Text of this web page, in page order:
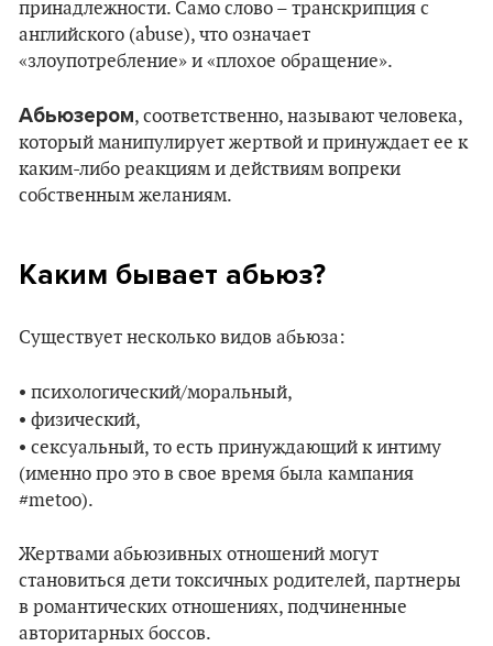
принадлежности. Само слово – транскрипция с
английского (abuse), что означает
«злоупотребление» и «плохое обращение».
Абьюзером, соответственно, называют человека,
который манипулирует жертвой и принуждает ее к
каким-либо реакциям и действиям вопреки
собственным желаниям.
Каким бывает абьюз?
Существует несколько видов абьюза:
• психологический/моральный,
• физический,
• сексуальный, то есть принуждающий к интиму
(именно про это в свое время была кампания
#metoo).
Жертвами абьюзивных отношений могут
становиться дети токсичных родителей, партнеры
в романтических отношениях, подчиненные
авторитарных боссов.